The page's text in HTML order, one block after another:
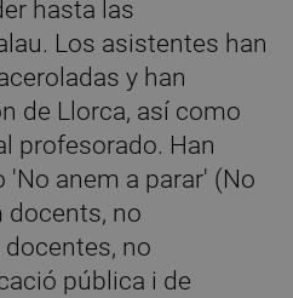
hasta las
Los asistentes han
y han
de Llorca, así como
profesorado. Han
anem a parar' (No
docents, no
no
pública i de